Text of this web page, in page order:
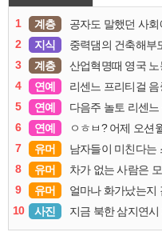
1 계층 공자도 말했던 사
2
지식 중력댐의 건축해부
3
계층 산업혁명때 영국
4
연예 리센느 프리티걸 음
5
연예 다음주 놀토 리센느
6
연예 ㅇㅎㅂ? 어제 오션
7
유머 남자들이 미친다는
8
유머 차가 없는 사람은
9
유머 얼마나 화가났는지
10
사진 지금 북한 삼지연시